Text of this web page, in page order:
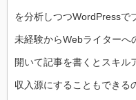
を分析しつつWordPressで
未経験からWebライターへ
開いて記事を書くとスキル
収入源にすることもできる